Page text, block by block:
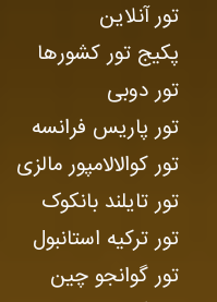
تور آنلاین
پکیج تور کشورها
تور دوبی
تور پاریس فرانسه
تور کوالالامپور مالزی
تور تایلند بانکوک
تور ترکیه استانبول
تور گوانجو چین